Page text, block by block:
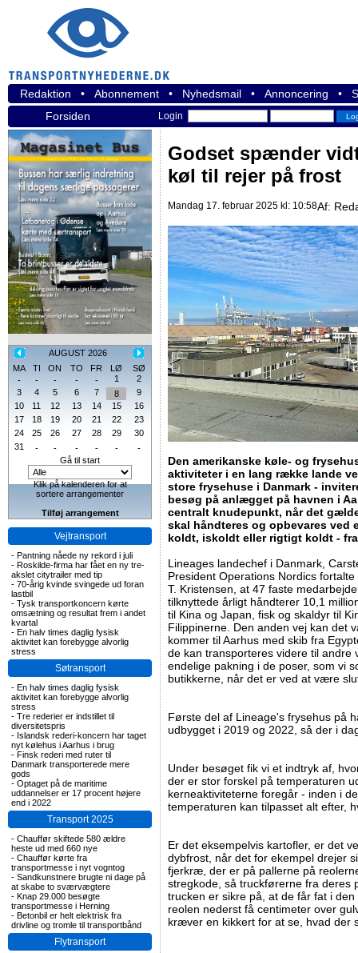
Redaktion • Abonnement • Nyhedsmail • Annoncering •
Forsiden
Login
AUGUST 2026
MA
TI ON TO FR LØ
SØ
-
- - - - 1
2
3
4 5 6 7 8
9
10
11 12 13 14 15
16
17
18 19 20 21 22
23
24
25 26 27 28 29
30
31
- - - - -
-
Gå til start
Klik på kalenderen for at
sortere arrangementer
Tilføj arrangement
Vejtransport
- Pantning nåede ny rekord i juli
- Roskilde-firma har fået en ny tre-
akslet citytrailer med tip
- 70-årig kvinde svingede ud foran
lastbil
- Tysk transportkoncern kørte
omsætning og resultat frem i andet
kvartal
- En halv times daglig fysisk
aktivitet kan forebygge alvorlig
stress
Søtransport
- En halv times daglig fysisk
aktivitet kan forebygge alvorlig
stress
- Tre rederier er indstillet til
diversitetspris
- Islandsk rederi-koncern har taget
nyt kølehus i Aarhus i brug
- Finsk rederi med ruter til
Danmark transporterede mere
gods
- Optaget på de maritime
uddannelser er 17 procent højere
end i 2022
Transport 2025
- Chauffør skiftede 580 ældre
heste ud med 660 nye
- Chauffør kørte fra
transportmesse i nyt vogntog
- Sandkunstnere brugte ni dage på
at skabe to sværvægtere
- Knap 29.000 besøgte
transportmesse i Herning
- Betonbil er helt elektrisk fra
drivline og tromle til transportbånd
Flytransport
Godset spænder
køl til rejer på frost
Mandag 17. februar 2025 kl: 10:58Af:
Den amerikanske køle- og
aktiviteter i en lang række lande
store frysehuse i Danmark -
besøg på anlægget på havnen i
centralt knudepunkt, når det
skal håndteres og opbevares ved
koldt, iskoldt eller rigtigt koldt -
Lineages landechef i Danmark,
President Operations Nordics
T. Kristensen, at 47 faste
tilknyttede årligt håndterer 10,1
til Kina og Japan, fisk og skaldyr til
Filippinerne. Den anden vej kan det
kommer til Aarhus med skib fra
de kan transporteres videre til andre
endelige pakning i de poser, som vi
butikkerne, når det er ved at være
Første del af Lineage's frysehus på
udbygget i 2019 og 2022, så der i
Under besøget fik vi et indtryk af,
der er stor forskel på temperaturen
kerneaktiviteterne foregår - inden i
temperaturen kan tilpasset alt efter,
Er det eksempelvis kartofler, er det
dybfrost, når det for ekempel drejer
fjerkræ, der er på pallerne på
stregkode, så truckførerne fra deres
trucken er sikre på, at de får fat i
reolen nederst få centimeter over
kræver en kikkert for at se, hvad der